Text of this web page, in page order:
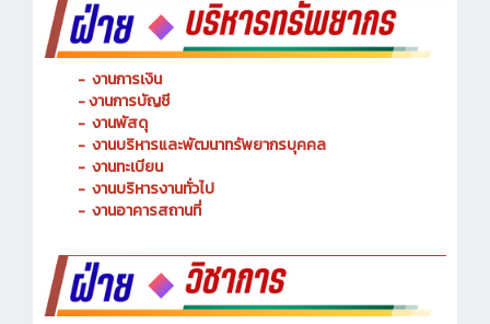
- งานการเงิน
-งานการบัญชี
- งานพัสดุ
- งานบริหารและพัฒนาทรัพยากรบุคคล
- งานทะเบียน
- งานบริหารงานทั่วไป
- งานอาคารสถานที่